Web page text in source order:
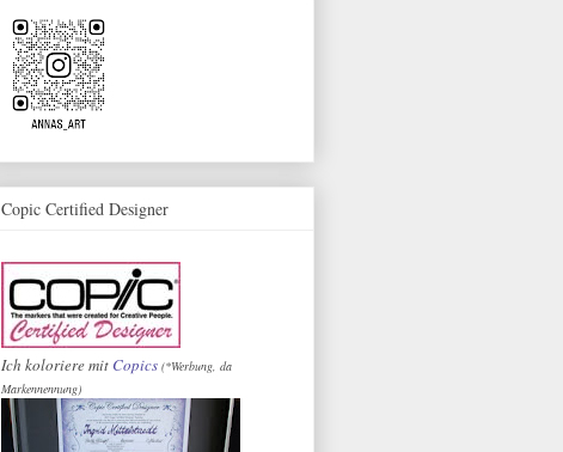
Copic Certified Designer
Ich koloriere mit Copics (*Werbung, da
Markennennung)